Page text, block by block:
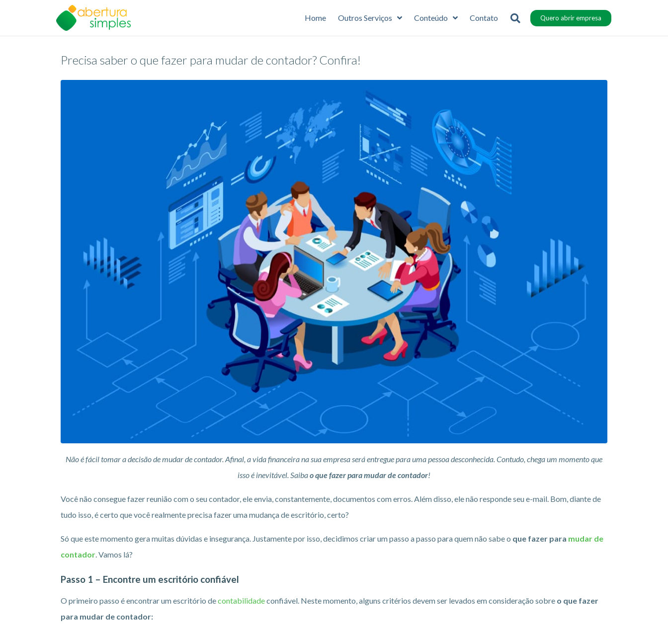
Home Outros Serviços Conteúdo Contato Quero abrir empresa
Precisa saber o que fazer para mudar de contador? Confira!
Não é fácil tomar a decisão de mudar de contador. Afinal, a vida financeira na sua empresa será entregue para uma pessoa desconhecida. Contudo, chega um momento que
isso é inevitável. Saibao que fazer para mudar de contador!
Você não consegue fazer reunião com o seu contador, ele envia, constantemente, documentos com erros. Além disso, ele não responde seu e-mail. Bom, diante de
tudo isso, é certo que você realmente precisa fazer uma mudança de escritório, certo?
Só que este momento gera muitas dúvidas e insegurança. Justamente por isso, decidimos criar um passo a passo para quem não sabe o que fazer para mudar de
contador. Vamos lá?
Passo 1 – Encontre um escritório confiável
O primeiro passo é encontrar um escritório decontabilidadeconfiável. Neste momento, alguns critérios devem ser levados em consideração sobre o que fazer
para mudar de contador: